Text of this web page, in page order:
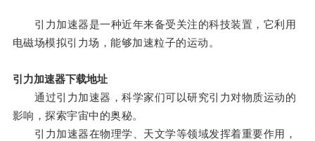
引力加速器是一种近年来备受关注的科技装置，它利用
电磁场模拟引力场，能够加速粒子的运动。
引力加速器下载地址
通过引力加速器，科学家们可以研究引力对物质运动的
影响，探索宇宙中的奥秘。
引力加速器在物理学、天文学等领域发挥着重要作用，